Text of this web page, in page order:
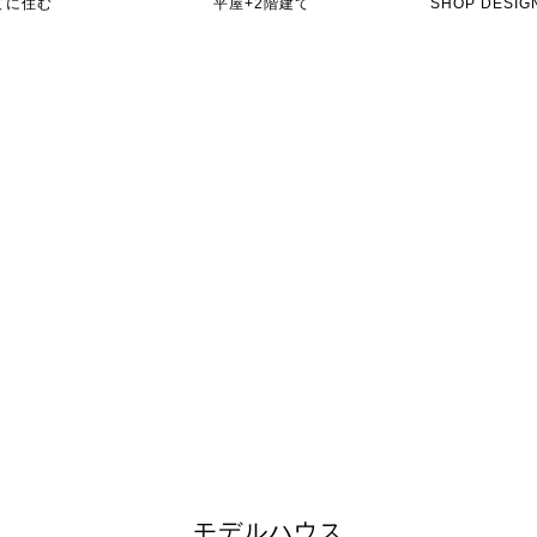
に住む 平屋+2階建て SHOP
モデルハウス